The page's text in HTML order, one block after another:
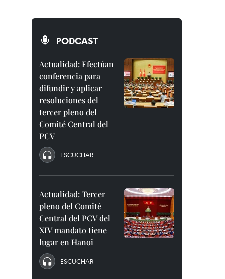
PODCAST
Actualidad: Efectúan
conferencia para
difundir y aplicar
resoluciones del
tercer pleno del
Comité Central del
PCV
ESCUCHAR
Actualidad: Tercer
pleno del Comité
Central del PCV del
XIV mandato tiene
lugar en Hanoi
ESCUCHAR